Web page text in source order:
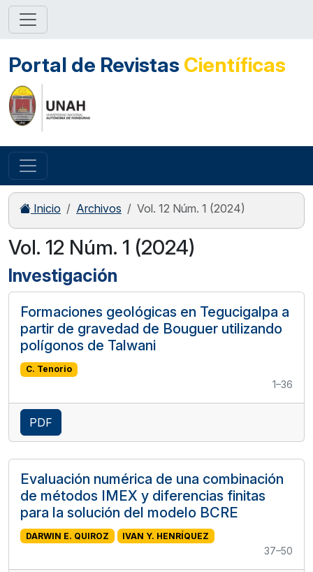
Portal de Revistas Científicas
Inicio Archivos Vol. 12 Núm. 1 (2024)
Vol. 12 Núm. 1 (2024)
Investigación
Formaciones geológicas en Tegucigalpa a
partir de gravedad de Bouguer utilizando
polígonos de Talwani
C. Tenorio
1–36
PDF
Evaluación numérica de una combinación
de métodos IMEX y diferencias finitas
para la solución del modelo BCRE
DARWIN E. QUIROZ IVAN Y. HENRÍQUEZ
37–50